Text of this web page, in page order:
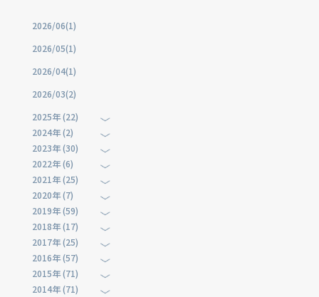
2026/06(1)
2026/05(1)
2026/04(1)
2026/03(2)
2025年 (22)
2024年 (2)
2023年 (30)
2022年 (6)
2021年 (25)
2020年 (7)
2019年 (59)
2018年 (17)
2017年 (25)
2016年 (57)
2015年 (71)
2014年 (71)